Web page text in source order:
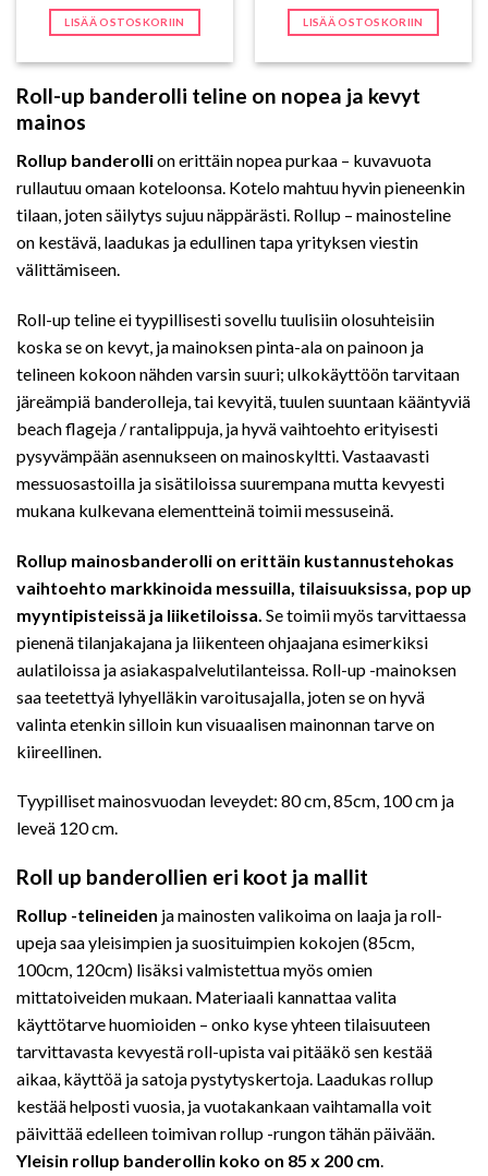
oli:
111,00 €.
on:
109,00 €.
LISÄÄ OSTOSKORIIN LISÄÄ OSTOSKORIIN
Roll-up banderolli teline on nopea ja kevyt
mainos
Rollup banderollion erittäin nopea purkaa – kuvavuota
rullautuu omaan koteloonsa. Kotelo mahtuu hyvin pieneenkin
tilaan, joten säilytys sujuu näppärästi. Rollup – mainosteline
on kestävä, laadukas ja edullinen tapa yrityksen viestin
välittämiseen.
Roll-up teline ei tyypillisesti sovellu tuulisiin olosuhteisiin
koska se on kevyt, ja mainoksen pinta-ala on painoon ja
telineen kokoon nähden varsin suuri; ulkokäyttöön tarvitaan
järeämpiä banderolleja, tai kevyitä, tuulen suuntaan kääntyviä
beach flageja / rantalippuja, ja hyvä vaihtoehto erityisesti
pysyvämpään asennukseen on mainoskyltti. Vastaavasti
messuosastoilla ja sisätiloissa suurempana mutta kevyesti
mukana kulkevana elementteinä toimii messuseinä.
Rollup mainosbanderolli on erittäin kustannustehokas
vaihtoehto markkinoida messuilla, tilaisuuksissa, pop up
myyntipisteissä ja liiketiloissa. Se toimii myös tarvittaessa
pienenä tilanjakajana ja liikenteen ohjaajana esimerkiksi
aulatiloissa ja asiakaspalvelutilanteissa. Roll-up -mainoksen
saa teetettyä lyhyelläkin varoitusajalla, joten se on hyvä
valinta etenkin silloin kun visuaalisen mainonnan tarve on
kiireellinen.
Tyypilliset mainosvuodan leveydet: 80 cm, 85cm, 100 cm ja
leveä 120 cm.
Roll up banderollien eri koot ja mallit
Rollup -telineiden ja mainosten valikoima on laaja ja roll-
upeja saa yleisimpien ja suosituimpien kokojen (85cm,
100cm, 120cm) lisäksi valmistettua myös omien
mittatoiveiden mukaan. Materiaali kannattaa valita
käyttötarve huomioiden – onko kyse yhteen tilaisuuteen
tarvittavasta kevyestä roll-upista vai pitääkö sen kestää
aikaa, käyttöä ja satoja pystytyskertoja. Laadukas rollup
kestää helposti vuosia, ja vuotakankaan vaihtamalla voit
päivittää edelleen toimivan rollup -rungon tähän päivään.
Yleisin rollup banderollin koko on 85 x 200 cm